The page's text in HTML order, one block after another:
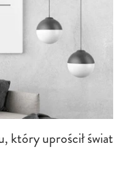
który uprościł świat